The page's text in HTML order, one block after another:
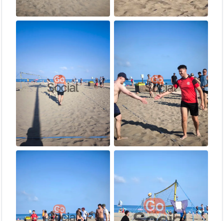
sea uno de los eventos más fáciles para conocer gente — en 90
minutos habrás jugado con casi todos. En cinco minutos ya eres
uno más.
¿Tienes dudas?Andrés
, el organizador, te responde por
WhatsAppoInstagramenseguida.
¿Quieres estar al día de todos los eventos y novedades? Únete a
nuestro
grupo de Telegram📣